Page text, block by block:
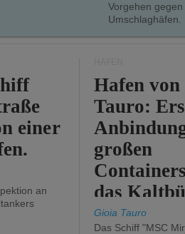
Vorgehen
Umschlaghäfen.
einer
an
Hafen
Tauro:
großen
das
Gioia Tauro
Das Schiff "MSC